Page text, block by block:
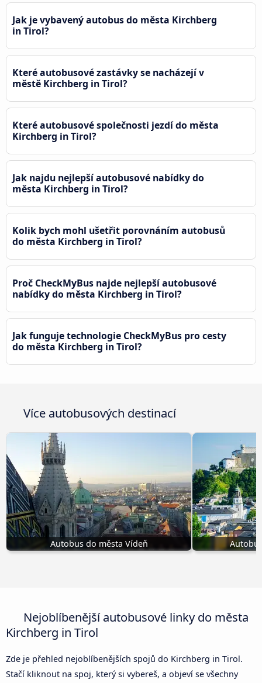
Jak je vybavený autobus do města Kirchberg
in Tirol?
Které autobusové zastávky se nacházejí v
městě Kirchberg in Tirol?
Které autobusové společnosti jezdí do města
Kirchberg in Tirol?
Jak najdu nejlepší autobusové nabídky do
města Kirchberg in Tirol?
Kolik bych mohl ušetřit porovnáním autobusů
do města Kirchberg in Tirol?
Proč CheckMyBus najde nejlepší autobusové
nabídky do města Kirchberg in Tirol?
Jak funguje technologie CheckMyBus pro cesty
do města Kirchberg in Tirol?
Více autobusových destinací
Autobus do města Vídeň
Nejoblíbenější autobusové linky do města
Kirchberg in Tirol
Zde je přehled nejoblíbenějších spojů do Kirchberg in Tirol.
Stačí kliknout na spoj, který si vybereš, a objeví se všechny